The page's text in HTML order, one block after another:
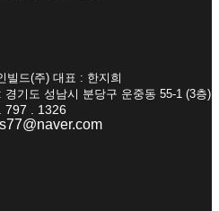
빌드(주) 대표 : 한지희
기도 성남시 분당구 운중동 55-1 (3층)
797 . 1326